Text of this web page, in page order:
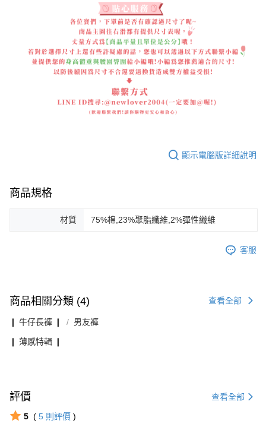
顯示電腦版詳細說明
商品規格
材質 75%棉,23%聚脂纖維,2%彈性纖維
客服
商品相關分類 (4) 查看全部
❙ 牛仔長褲 ❙ 男友褲
❙ 薄感特輯 ❙
評價 查看全部
5 ( 5 則評價 )